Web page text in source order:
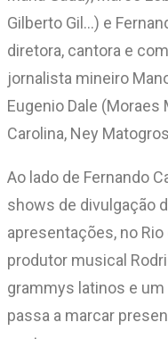
Gilberto Gil…) e
diretora, cantora e
jornalista mineiro
Eugenio Dale (Moraes
Carolina, Ney
Ao lado de Fernando
shows de divulgação
apresentações, no
produtor musical
grammys latinos e
passa a marcar